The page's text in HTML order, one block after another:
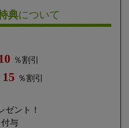
典について
％割引
15 ％割引
ゼント！
付与